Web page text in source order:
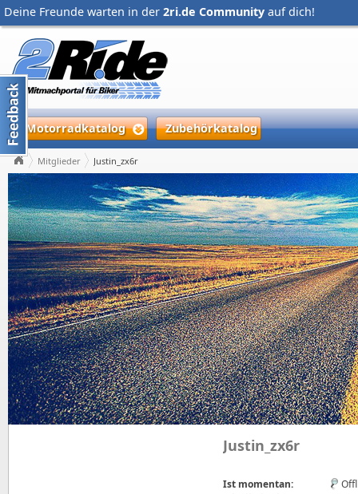
Deine Freunde warten in der 2ri.de Community auf dich!
Motorradkatalog Zubehörkatalog
Mitglieder Justin_zx6r
Justin_zx6r
Ist momentan: